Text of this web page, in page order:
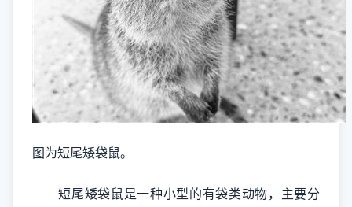
图为短尾矮袋鼠。
短尾矮袋鼠是一种小型的有袋类动物，主要分